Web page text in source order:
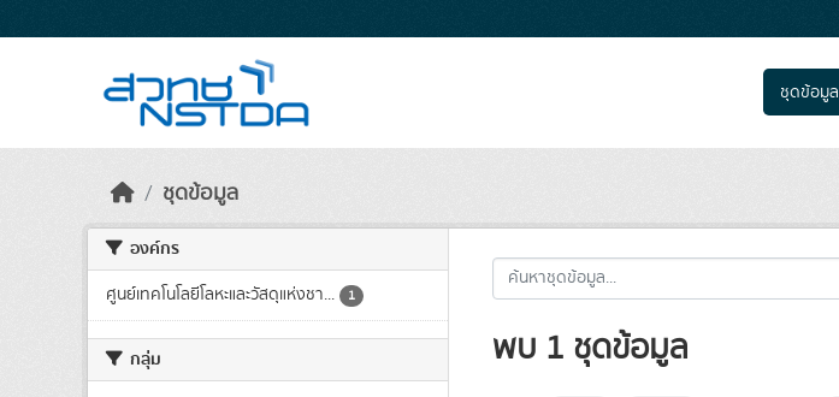
ชุดข้อมูล
ชุดข้อมูล
องค์กร
ศูนย์เทคโนโลยีโลหะและวัสดุแห่งชา... 1
กลุ่ม พบ 1 ชุดข้อมูล